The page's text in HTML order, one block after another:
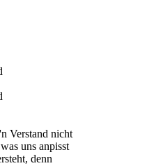
Verstand nicht
uns anpisst
denn